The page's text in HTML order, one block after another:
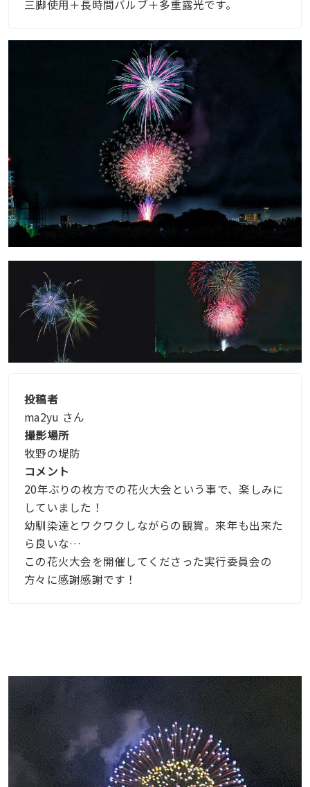
三脚使用＋長時間バルブ＋多重露光です。
投稿者
ma2yu さん
撮影場所
牧野の堤防
コメント
20年ぶりの枚方での花火大会という事で、楽しみに
していました！
幼馴染達とワクワクしながらの観賞。来年も出来た
ら良いな…
この花火大会を開催してくださった実行委員会の
方々に感謝感謝です！